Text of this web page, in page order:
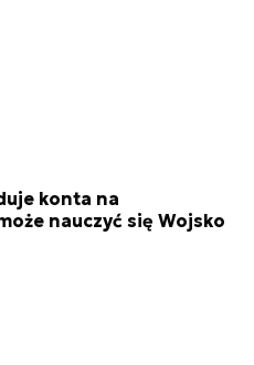
konta na
nauczyć się Wojsko